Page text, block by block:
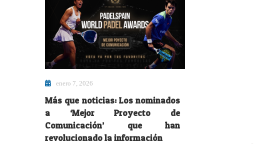
enero 7, 2026
Más que noticias: Los nominados
a ‘Mejor Proyecto de
Comunicación’ que han
revolucionado la información